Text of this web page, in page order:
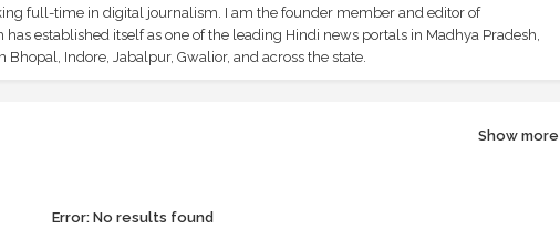
full-time in digital journalism. I am the founder member and editor of
established itself as one of the leading Hindi news portals in Madhya Pradesh,
Indore, Jabalpur, Gwalior, and across the state.
Show more
Error:No results found